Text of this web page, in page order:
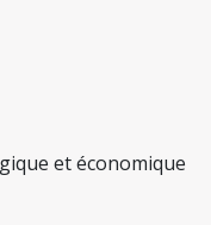
et économique